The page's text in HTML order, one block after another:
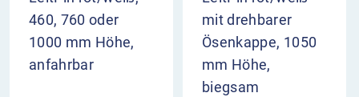
460, 760 oder
1000 mm Höhe,
anfahrbar
mit drehbarer
Ösenkappe, 1050
mm Höhe,
biegsam